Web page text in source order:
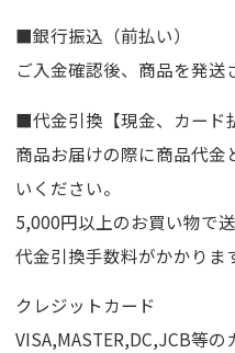
■銀行振込（前払い）
ご入金確認後、商品を発送
■代金引換【現金、カード
商品お届けの際に商品代金
いください。
5,000円以上のお買い物で
代金引換手数料がかかりま
クレジットカード
VISA,MASTER,DC,JCB等の